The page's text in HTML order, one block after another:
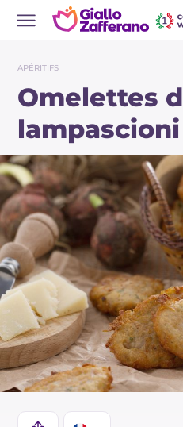
APÉRITIFS
Omelettes
lampascioni